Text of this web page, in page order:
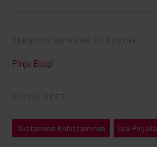
TAKAISIN KAIKKIIN BLOGEIHI
Pinja Blogi
AIHEALUEET
Tuotannon Kehittäminen Ura Pinjalla